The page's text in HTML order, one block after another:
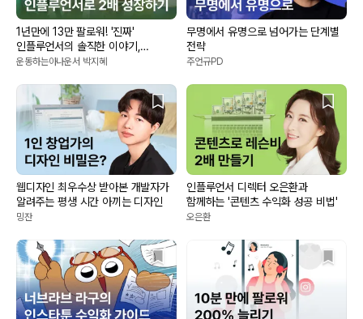
1년만에 13만 팔로워! '진짜'
인플루언서의 솔직한 이야기,
셀플루언싱
운동하는아나운서 박지혜
무명에서 유명으로 넘어가는 단계별
전략
주언규PD
웹디자인 최우수상 받아본 개발자가
알려주는 평생 시간 아끼는 디자인
밍잔
인플루언서 디렉터 오은환과
함께하는 '콘텐츠 수익화 성공 비법'
오은환